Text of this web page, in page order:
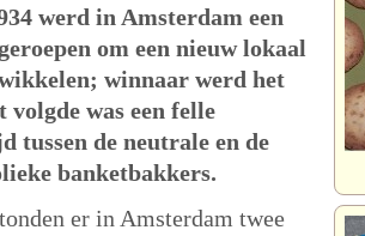
werd in Amsterdam een
om een nieuw lokaal
winnaar werd het
volgde was een felle
tussen de neutrale en de
banketbakkers.
er in Amsterdam twee